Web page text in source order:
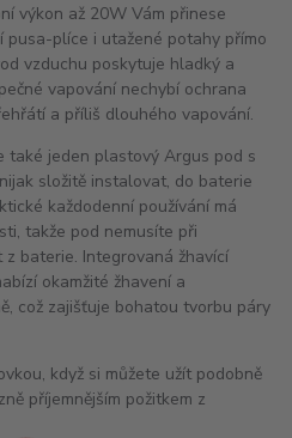
výkon až 20W Vám přinese
pusa-plíce i utažené potahy přímo
vzduchu poskytuje hladký a
vapování nechybí ochrana
a příliš dlouhého vapování.
také jeden plastový Argus pod s
složitě instalovat, do baterie
každodenní používání má
takže pod nemusíte při
baterie. Integrovaná žhavící
okamžité žhavení a
což zajišťuje bohatou tvorbu páry
když si můžete užít podobně
příjemnějším požitkem z